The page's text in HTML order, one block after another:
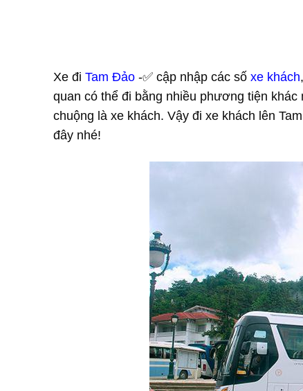
Xe đi Tam Đảo -✅ cập nhập các số xe khách
quan có thể đi bằng nhiều phương tiện
chuộng là xe khách. Vậy đi xe khách lên
đây nhé!